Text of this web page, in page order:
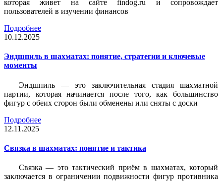
которая живет на сайте findog.ru и сопровождает
пользователей в изучении финансов
Подробнее
10.12.2025
Эндшпиль в шахматах: понятие, стратегии и ключевые
моменты
Эндшпиль — это заключительная стадия шахматной
партии, которая начинается после того, как большинство
фигур с обеих сторон были обменены или сняты с доски
Подробнее
12.11.2025
Связка в шахматах: понятие и тактика
Связка — это тактический приём в шахматах, который
заключается в ограничении подвижности фигур противника